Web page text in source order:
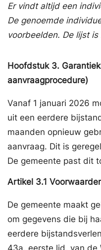
Er vindt altijd een
De genoemde
voorbeelden. De lijst
Hoofdstuk 3.
aanvraagprocedure)
Vanaf 1 januari 2026
uit een eerdere
maanden opnieuw
aanvraag. Dit is
De gemeente past dit
Artikel 3.1
De gemeente maakt
om gegevens die bij
eerdere